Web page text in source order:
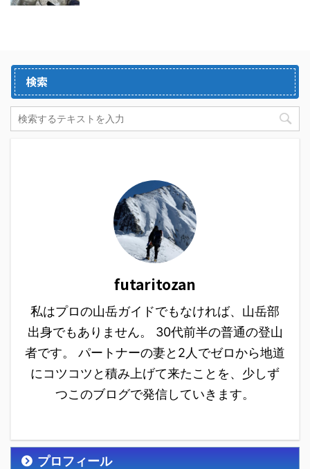
検索
futaritozan
私はプロの山岳ガイドでもなければ、山岳部
出身でもありません。 30代前半の普通の登山
者です。 パートナーの妻と2人でゼロから地道
にコツコツと積み上げて来たことを、少しず
つこのブログで発信していきます。
プロフィール